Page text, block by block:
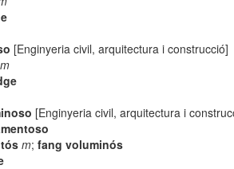
[Enginyeria civil, arquitectura i construcció]
m
[Enginyeria civil, arquitectura i
m;fang voluminós